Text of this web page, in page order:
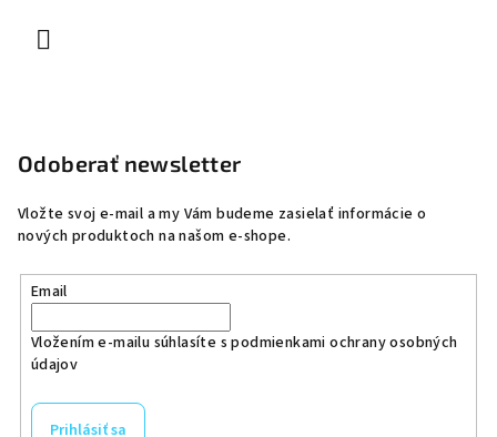
Odoberať newsletter
Vložte svoj e-mail a my Vám budeme zasielať informácie o
nových produktoch na našom e-shope.
Email
Vložením e-mailu súhlasíte spodmienkami ochrany osobných
údajov
Prihlásiť sa